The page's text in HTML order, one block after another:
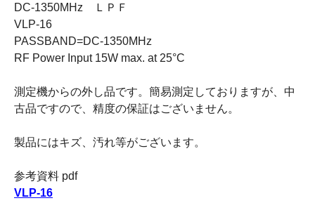
DC-1350MHz ＬＰＦ
VLP-16
PASSBAND=DC-1350MHz
RF Power Input 15W max. at 25°C
測定機からの外し品です。簡易測定しておりますが、中
古品ですので、精度の保証はございません。
製品にはキズ、汚れ等がございます。
参考資料 pdf
VLP-16